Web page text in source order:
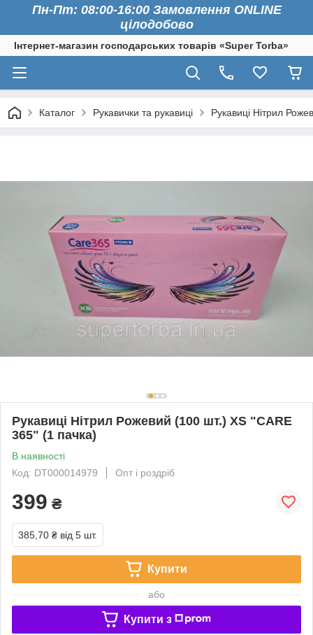
Пн-Пт: 08:00-16:00 Замовлення ONLINE
цілодобово
Інтернет-магазин господарських товарів «Super Torba»
Каталог Рукавички та рукавиці Рукавиці Нітрил
Рукавиці Нітрил Рожевий (100 шт.) XS "CARE
365" (1 пачка)
В наявності
Код: DT000014979
Опт і роздріб
399 ₴
385,70 ₴ від 5 шт.
Купити
або
Купити з